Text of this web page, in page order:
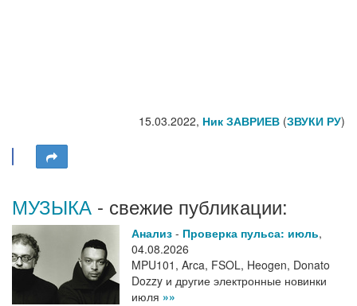
15.03.2022, Ник ЗАВРИЕВ (ЗВУКИ РУ)
МУЗЫКА - свежие публикации:
Анализ - Проверка пульса: июль,
04.08.2026
MPU101, Arca, FSOL, Heogen, Donato
Dozzy и другие электронные новинки
июля »»